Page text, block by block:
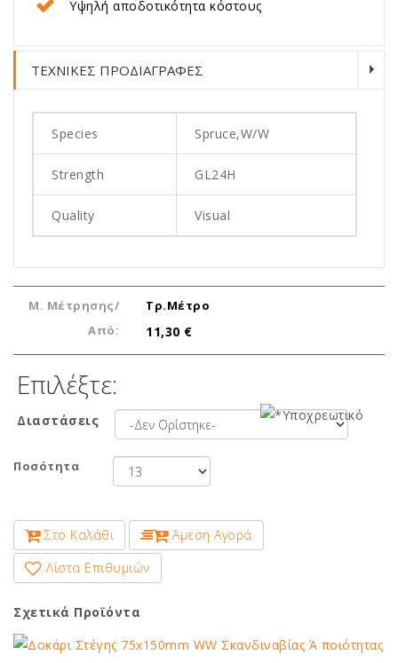
Υψηλή αποδοτικότητα κόστους
ΤΕΧΝΙΚΕΣ ΠΡΟΔΙΑΓΡΑΦΕΣ
Species Spruce,W/W
Strength GL24H
Quality Visual
Μ. Μέτρησης/
Τρ.Μέτρο
Από:
11,30 €
Επιλέξτε:
Διαστάσεις
Ποσότητα
Στο Καλάθι
Άμεση Αγορά
Λίστα Επιθυμιών
Σχετικά Προϊόντα